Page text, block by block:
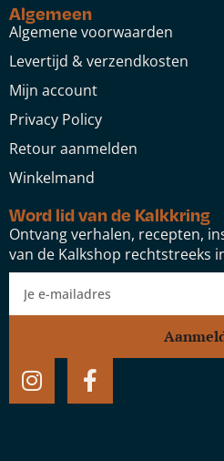
Algemeen
Algemene voorwaarden
Levertijd & verzendkosten
Mijn account
Privacy Policy
Retour aanmelden
Winkelmand
Word lid van de Kalkkring
Ontvang verhalen, recepten,
van de Kalkshop rechtstreeks